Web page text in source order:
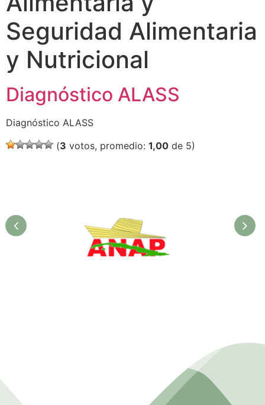
Seguridad Alimentaria
y Nutricional
Diagnóstico ALASS
Diagnóstico ALASS
(3 votos, promedio: 1,00 de 5)